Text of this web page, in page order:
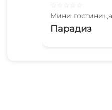
Мини гостиница
Парадиз